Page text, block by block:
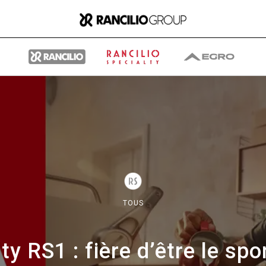
TOUS
RS1 : fière d’être le
Qui nous sommes
Ce que nous faisons